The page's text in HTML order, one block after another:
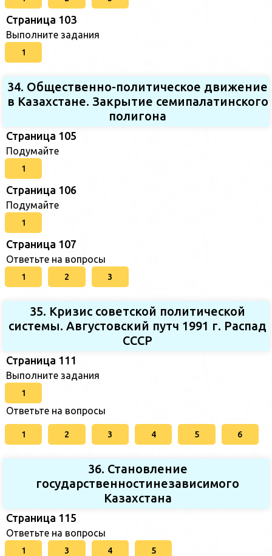
Страница 103
Выполните задания
1
34. Общественно-политическое движение
в Казахстане. Закрытие семипалатинского
полигона
Страница 105
Подумайте
1
Страница 106
Подумайте
1
Страница 107
Ответьте на вопросы
1 2 3
35. Кризис советской политической
системы. Августовский путч 1991 г. Распад
СССР
Страница 111
Выполните задания
1
Ответьте на вопросы
1 2 3 4 5 6
36. Становление
государственностинезависимого
Казахстана
Страница 115
Ответьте на вопросы
1 3 4 5